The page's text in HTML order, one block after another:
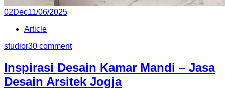
Posted
02Dec11/06/2025
Article
studior30 comment
Inspirasi Desain Kamar Mandi – Jasa
Desain Arsitek Jogja